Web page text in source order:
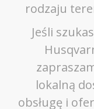
rodzaju
Jeśli
lokalną
obsługę i